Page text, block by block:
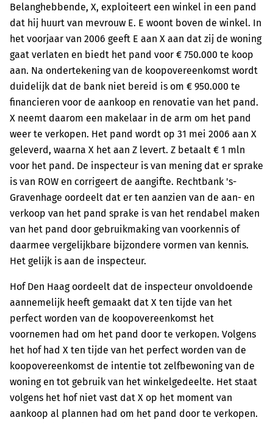
Belanghebbende, X, exploiteert een winkel in een pand
dat hij huurt van mevrouw E. E woont boven de winkel. In
het voorjaar van 2006 geeft E aan X aan dat zij de woning
gaat verlaten en biedt het pand voor € 750.000 te koop
aan. Na ondertekening van de koopovereenkomst wordt
duidelijk dat de bank niet bereid is om € 950.000 te
financieren voor de aankoop en renovatie van het pand.
X neemt daarom een makelaar in de arm om het pand
weer te verkopen. Het pand wordt op 31 mei 2006 aan X
geleverd, waarna X het aan Z levert. Z betaalt € 1 mln
voor het pand. De inspecteur is van mening dat er sprake
is van ROW en corrigeert de aangifte. Rechtbank 's-
Gravenhage oordeelt dat er ten aanzien van de aan- en
verkoop van het pand sprake is van het rendabel maken
van het pand door gebruikmaking van voorkennis of
daarmee vergelijkbare bijzondere vormen van kennis.
Het gelijk is aan de inspecteur.
Hof Den Haag oordeelt dat de inspecteur onvoldoende
aannemelijk heeft gemaakt dat X ten tijde van het
perfect worden van de koopovereenkomst het
voornemen had om het pand door te verkopen. Volgens
het hof had X ten tijde van het perfect worden van de
koopovereenkomst de intentie tot zelfbewoning van de
woning en tot gebruik van het winkelgedeelte. Het staat
volgens het hof niet vast dat X op het moment van
aankoop al plannen had om het pand door te verkopen.